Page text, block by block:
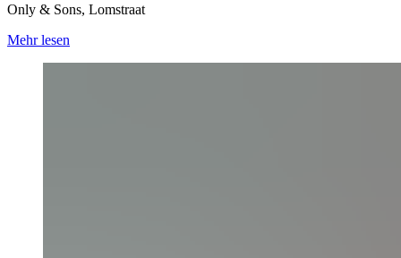
Only & Sons, Lomstraat
Mehr lesen